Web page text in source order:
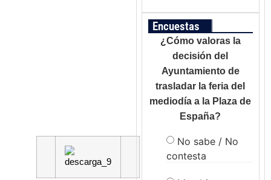
Encuestas
¿Cómo valoras la
decisión del
Ayuntamiento de
trasladar la feria del
mediodía a la Plaza de
España?
No sabe / No
contesta